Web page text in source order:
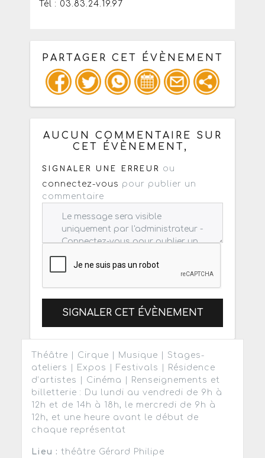
Tél : 03.83.24.19.97
PARTAGER CET ÉVÈNEMENT
Copiez les infos ci-dessous pour un
: mail / forum / réseau social
AUCUN COMMENTAIRE SUR
CET ÉVÈNEMENT,
SIGNALER UNE ERREUR
ou
connectez-vous pour publier un
commentaire
SIGNALER CET ÉVÈNEMENT
Théâtre | Cirque | Musique | Stages-
ateliers | Expos | Festivals | Résidence
d’artistes | Cinéma | Renseignements et
billetterie : Du lundi au vendredi de 9h à
12h et de 14h à 18h, le mercredi de 9h à
12h, et une heure avant le début de
chaque représentat
Lieu : théâtre Gérard Philipe